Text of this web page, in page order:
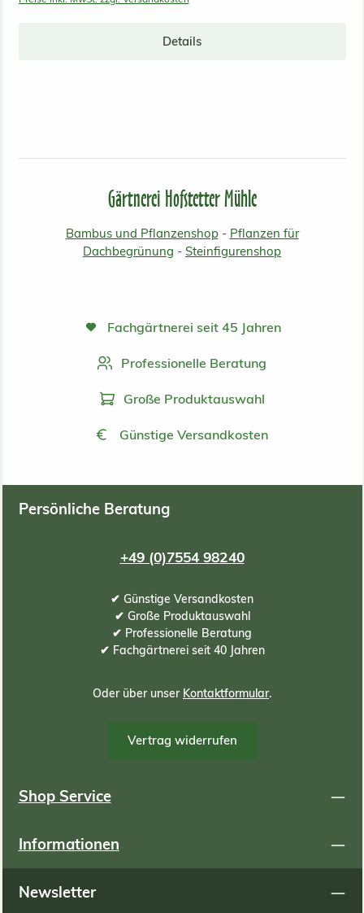
Details
Gärtnerei Hofstetter Mühle
Bambus und Pflanzenshop- Pflanzen für
Dachbegrünung - Steinfigurenshop
Fachgärtnerei seit 45 Jahren
Professionelle Beratung
Große Produktauswahl
Günstige Versandkosten
Persönliche Beratung
+49 (0)7554 98240
✔ Günstige Versandkosten
✔ Große Produktauswahl
✔ Professionelle Beratung
✔ Fachgärtnerei seit 40 Jahren
Oder über unser Kontaktformular.
Vertrag widerrufen
Shop Service
Informationen
Newsletter